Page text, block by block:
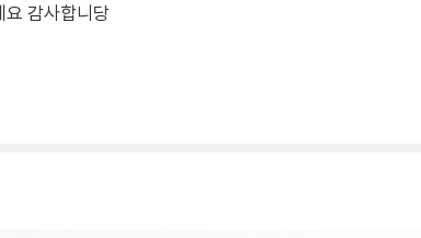
요 감사합니당